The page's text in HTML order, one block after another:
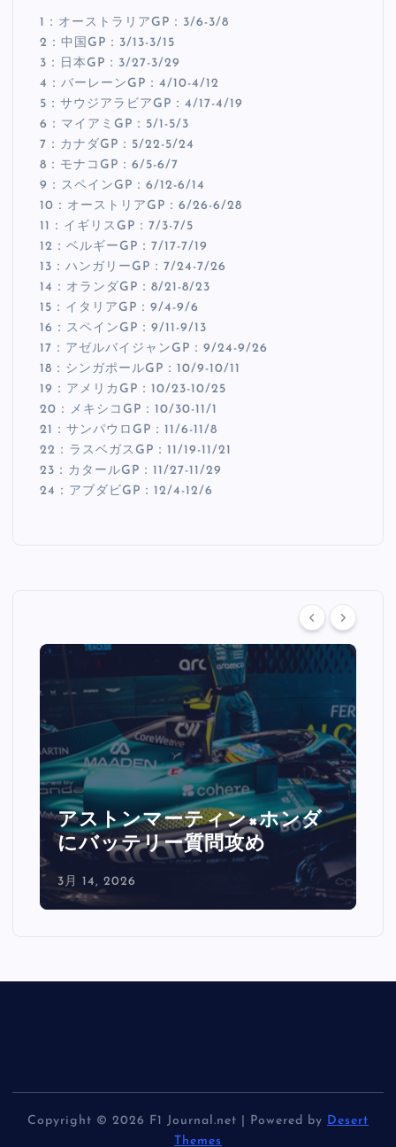
1：オーストラリアGP：3/6-3/8
2：中国GP：3/13-3/15
3：日本GP：3/27-3/29
4：バーレーンGP：4/10-4/12
5：サウジアラビアGP：4/17-4/19
6：マイアミGP：5/1-5/3
7：カナダGP：5/22-5/24
8：モナコGP：6/5-6/7
9：スペインGP：6/12-6/14
10：オーストリアGP：6/26-6/28
11：イギリスGP：7/3-7/5
12：ベルギーGP：7/17-7/19
13：ハンガリーGP：7/24-7/26
14：オランダGP：8/21-8/23
15：イタリアGP：9/4-9/6
16：スペインGP：9/11-9/13
17：アゼルバイジャンGP：9/24-9/26
18：シンガポールGP：10/9-10/11
19：アメリカGP：10/23-10/25
20：メキシコGP：10/30-11/1
21：サンパウロGP：11/6-11/8
22：ラスベガスGP：11/19-11/21
23：カタールGP：11/27-11/29
24：アブダビGP：12/4-12/6
ルクレール激怒「バックスト
レートで0.5秒消えた」
3月 14, 2026
Copyright © 2026 F1 Journal.net | Powered by Desert
Themes